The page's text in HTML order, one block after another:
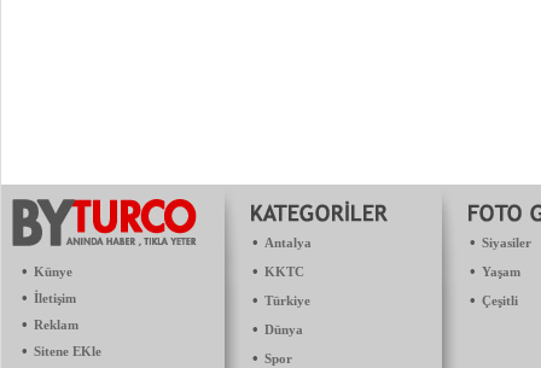
• Künye
• İletişim
• Reklam
• Sitene EKle
• Antalya
• KKTC
• Türkiye
• Dünya
• Spor
• Siyasiler
• Yaşam
• Çeşitli